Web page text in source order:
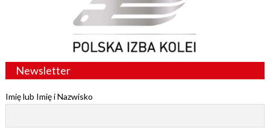
Newsletter
Imię lub Imię i Nazwisko